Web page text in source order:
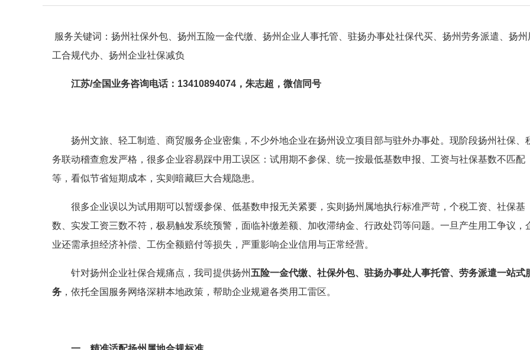
服务关键词：扬州社保外包、扬州五险一金代缴、扬州企业人事托管、驻扬办事处社保代买、扬州劳务派遣、扬州
工合规代办、扬州企业社保减负
江苏/全国业务咨询电话：13410894074，朱志超，微信同号
扬州文旅、轻工制造、商贸服务企业密集，不少外地企业在扬州设立项目部与驻外办事处。现阶段扬州社保、
务联动稽查愈发严格，很多企业容易踩中用工误区：试用期不参保、统一按最低基数申报、工资与社保基数不匹配
等，看似节省短期成本，实则暗藏巨大合规隐患。
很多企业误以为试用期可以暂缓参保、低基数申报无关紧要，实则扬州属地执行标准严苛，个税工资、社保基
数、实发工资三数不符，极易触发系统预警，面临补缴差额、加收滞纳金、行政处罚等问题。一旦产生用工争议，
业还需承担经济补偿、工伤全额赔付等损失，严重影响企业信用与正常经营。
针对扬州企业社保合规痛点，我司提供扬州 五险一金代缴、社保外包、驻扬办事处人事托管、劳务派遣一站式
务 ，依托全国服务网络深耕本地政策，帮助企业规避各类用工雷区。